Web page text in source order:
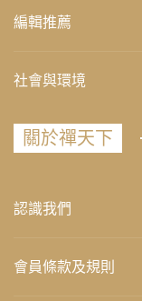
編輯推薦
社會與環境
關於禪天下
認識我們
會員條款及規則